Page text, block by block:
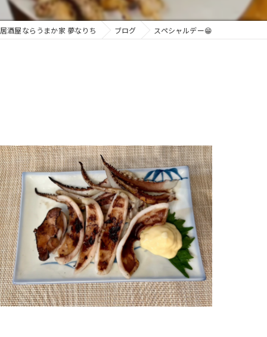
酒屋ならうまか家 夢なりち ブログ スペシャルデー😁